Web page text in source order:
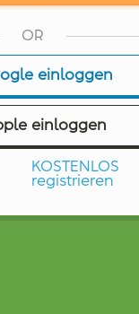
OR
einloggen
einloggen
KOSTENLOS
registrieren